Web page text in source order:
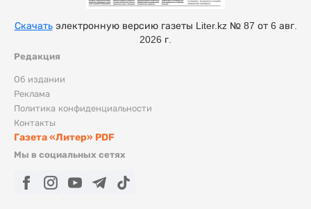
Редакция
Об издании
Реклама
Политика конфиденциальности
Контакты
Газета «Литер» PDF
Мы в социальных сетях
Скачатьэлектронную версию газеты Liter.kz № 87 от 6 авг.
2026 г.